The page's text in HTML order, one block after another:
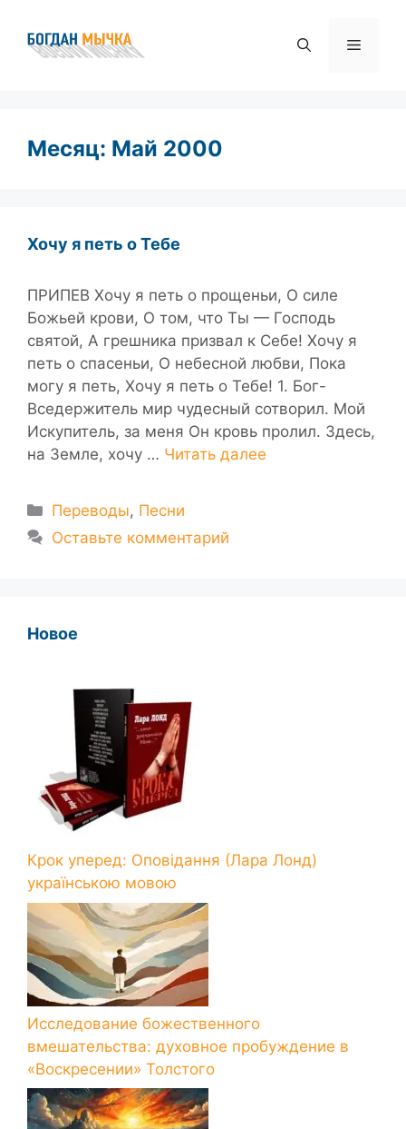
содержимому
Меню
Месяц: Май 2000
Хочу я петь о Тебе
ПРИПЕВ Хочу я петь о прощеньи, О силе
Божьей крови, О том, что Ты — Господь
святой, А грешника призвал к Себе! Хочу я
петь о спасеньи, О небесной любви, Пока
могу я петь, Хочу я петь о Тебе! 1. Бог-
Вседержитель мир чудесный сотворил. Мой
Искупитель, за меня Он кровь пролил. Здесь,
на Земле, хочу … Читать далее
Рубрики
Переводы, Песни
Оставьте комментарий
Новое
Крок уперед: Оповідання (Лара Лонд)
українською мовою
Исследование божественного
вмешательства: духовное пробуждение в
«Воскресении» Толстого